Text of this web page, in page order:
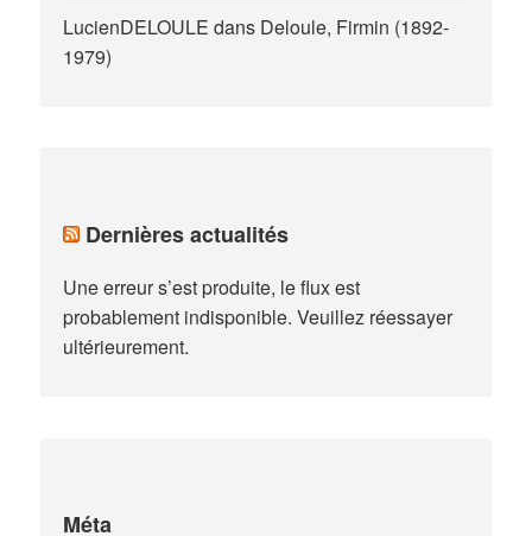
LucienDELOULE dans Deloule, Firmin (1892-
1979)
Dernières actualités
Une erreur s’est produite, le flux est
probablement indisponible. Veuillez réessayer
ultérieurement.
Méta